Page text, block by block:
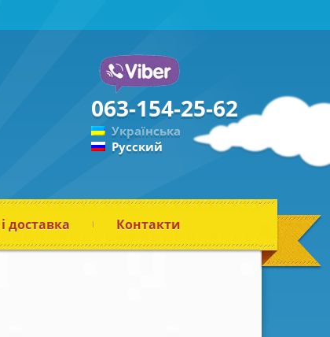
063-154-25-62
Українська
Русский
доставка Контакти